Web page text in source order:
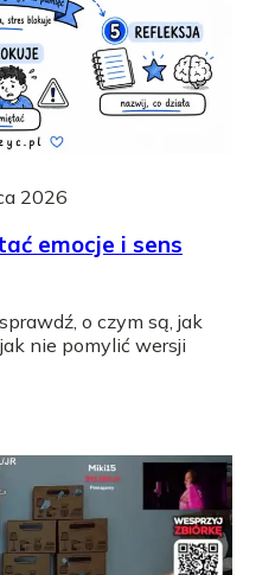
2026
emocje i sens
o czym są, jak
nie pomylić wersji